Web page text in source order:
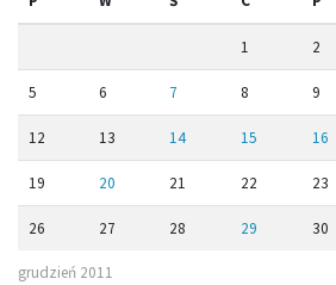
grudzień 2011
1 2
5 6 7 8 9
12 13 14 15 16
19 20 21 22 23
26 27 28 29 30